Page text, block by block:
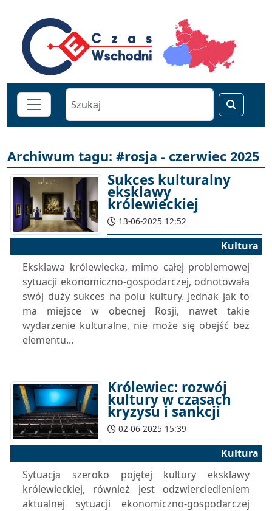
Archiwum tagu: #rosja - czerwiec 2025
Sukces kulturalny
eksklawy
królewieckiej
13-06-2025 12:52
Kultura
Eksklawa królewiecka, mimo całej problemowej
sytuacji ekonomiczno-gospodarczej, odnotowała
swój duży sukces na polu kultury. Jednak jak to
ma miejsce w obecnej Rosji, nawet takie
wydarzenie kulturalne, nie może się obejść bez
elementu...
Królewiec: rozwój
kultury w czasach
kryzysu i sankcji
02-06-2025 15:39
Kultura
Sytuacja szeroko pojętej kultury eksklawy
królewieckiej, również jest odzwierciedleniem
aktualnej sytuacji ekonomiczno-gospodarczej